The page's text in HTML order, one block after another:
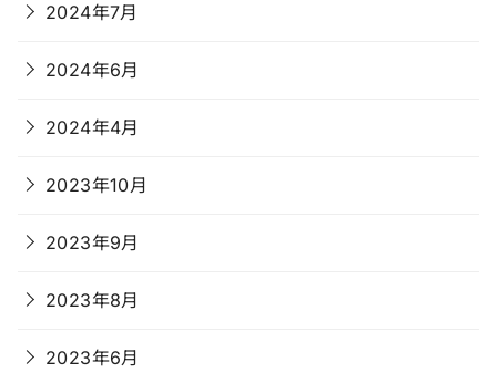
2024年7月
2024年6月
2024年4月
2023年10月
2023年9月
2023年8月
2023年6月